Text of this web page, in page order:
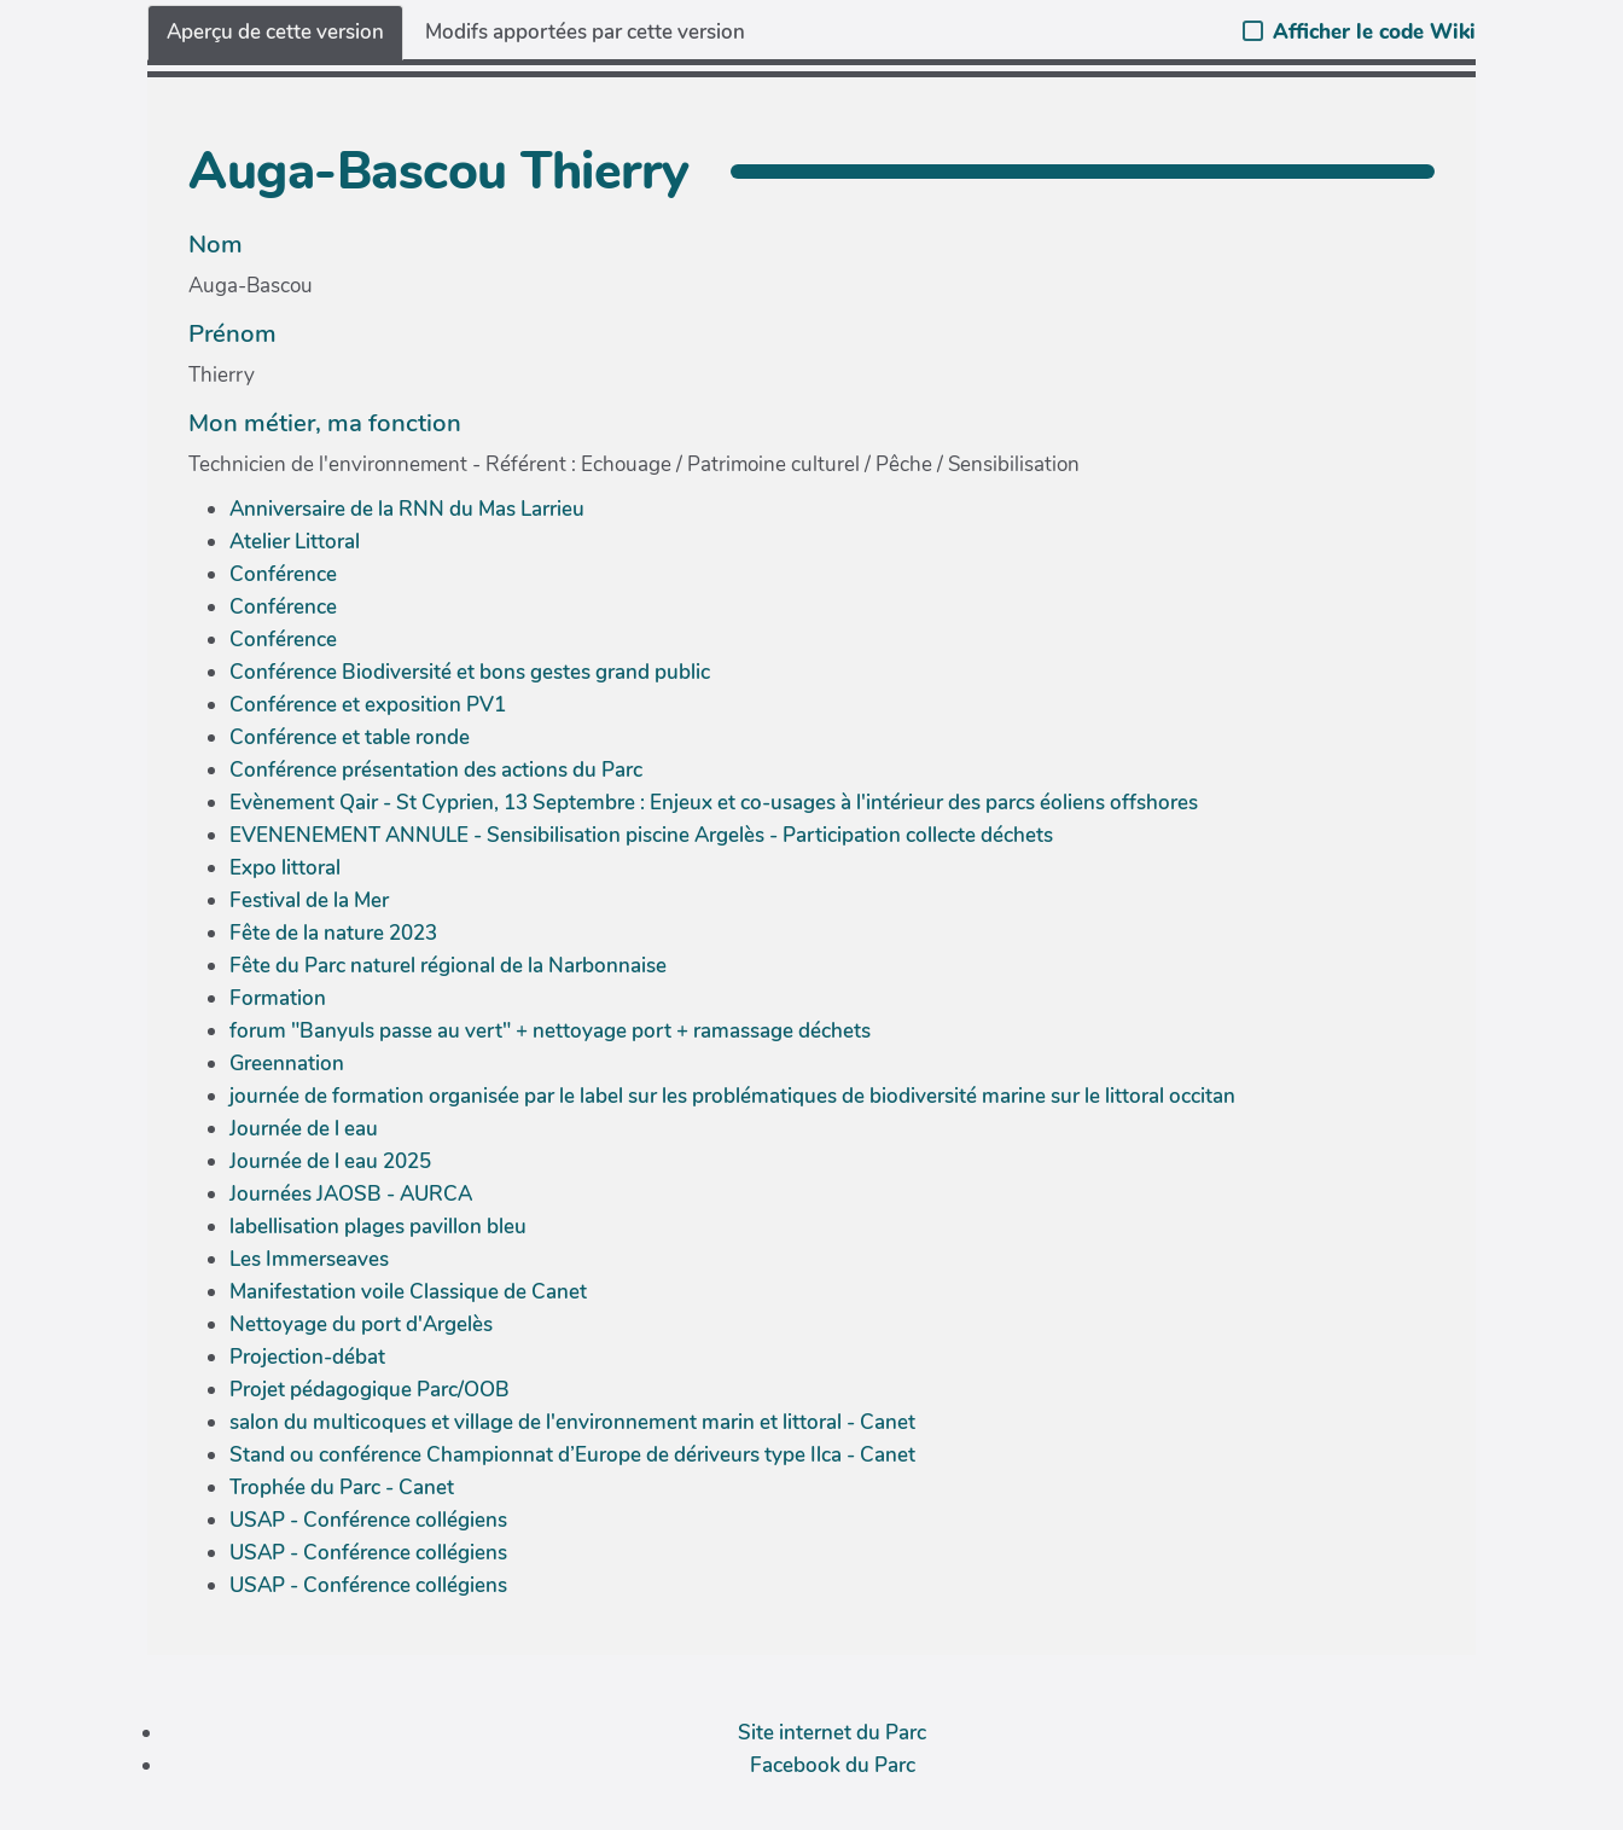
Aperçu de cette version Modifs apportées par cette version Afficher le code Wiki
Auga-Bascou Thierry
Nom
Auga-Bascou
Prénom
Thierry
Mon métier, ma fonction
Technicien de l'environnement - Référent : Echouage / Patrimoine culturel / Pêche / Sensibilisation
Anniversaire de la RNN du Mas Larrieu
Atelier Littoral
Conférence
Conférence
Conférence
Conférence Biodiversité et bons gestes grand public
Conférence et exposition PV1
Conférence et table ronde
Conférence présentation des actions du Parc
Evènement Qair - St Cyprien, 13 Septembre : Enjeux et co-usages à l'intérieur des parcs éoliens offshores
EVENENEMENT ANNULE - Sensibilisation piscine Argelès - Participation collecte déchets
Expo littoral
Festival de la Mer
Fête de la nature 2023
Fête du Parc naturel régional de la Narbonnaise
Formation
forum "Banyuls passe au vert" + nettoyage port + ramassage déchets
Greennation
journée de formation organisée par le label sur les problématiques de biodiversité marine sur le littoral occitan
Journée de l eau
Journée de l eau 2025
Journées JAOSB - AURCA
labellisation plages pavillon bleu
Les Immerseaves
Manifestation voile Classique de Canet
Nettoyage du port d'Argelès
Projection-débat
Projet pédagogique Parc/OOB
salon du multicoques et village de l'environnement marin et littoral - Canet
Stand ou conférence Championnat d’Europe de dériveurs type Ilca - Canet
Trophée du Parc - Canet
USAP - Conférence collégiens
USAP - Conférence collégiens
USAP - Conférence collégiens
Site internet du Parc
Facebook du Parc